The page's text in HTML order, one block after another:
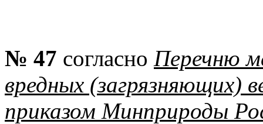
№ 47 согласно Перечню
вредных (загрязняющих)
приказом Минприроды